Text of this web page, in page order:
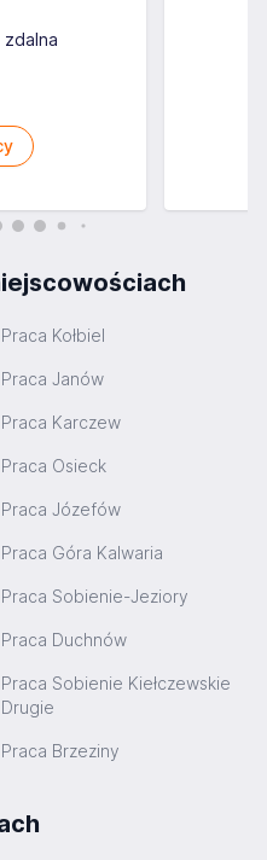
zdalna
Praca Kołbiel
Praca Janów
Praca Karczew
Praca Osieck
Praca Józefów
Praca Góra Kalwaria
Praca Sobienie-Jeziory
Praca Duchnów
Praca Sobienie Kiełczewskie
Drugie
Praca Brzeziny